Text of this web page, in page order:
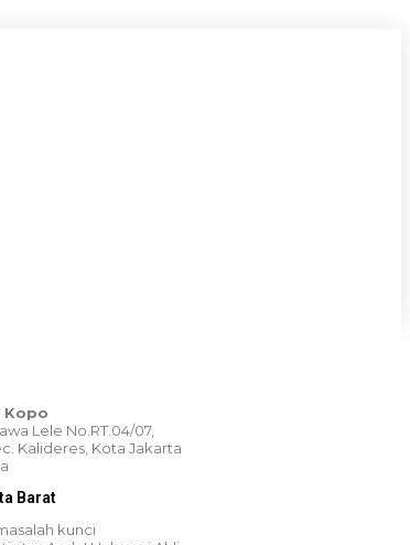
Kopo
Lele No.RT.04/07,
Kalideres, Kota Jakarta
Barat
kunci